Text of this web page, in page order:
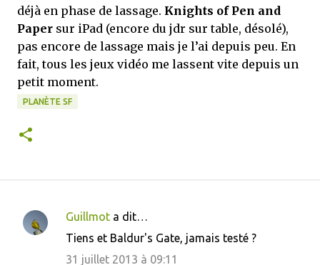
déjà en phase de lassage. Knights of Pen and
Paper sur iPad (encore du jdr sur table, désolé),
pas encore de lassage mais je l’ai depuis peu. En
fait, tous les jeux vidéo me lassent vite depuis un
petit moment.
PLANÈTE SF
C
Guillmot a dit…
Tiens et Baldur's Gate, jamais testé ?
31 juillet 2013 à 09:11